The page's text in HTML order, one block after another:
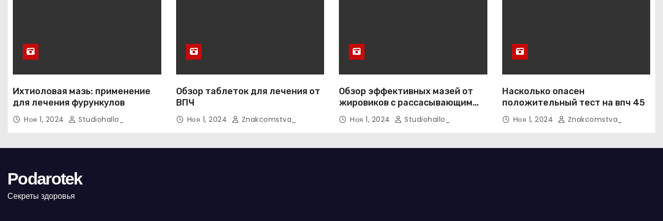
Ихтиоловая мазь: применение
для лечения фурункулов
Ноя 1, 2024 Studiohallo_
Обзор таблеток для лечения от
ВПЧ
Ноя 1, 2024 Znakcomstva_
Обзор эффективных мазей от
жировиков с рассасывающим
эффектом
Ноя 1, 2024 Studiohallo_
Насколько опасен
положительный тест на впч 45
Ноя 1, 2024 Znakcomstva_
Podarotek
Секреты здоровья